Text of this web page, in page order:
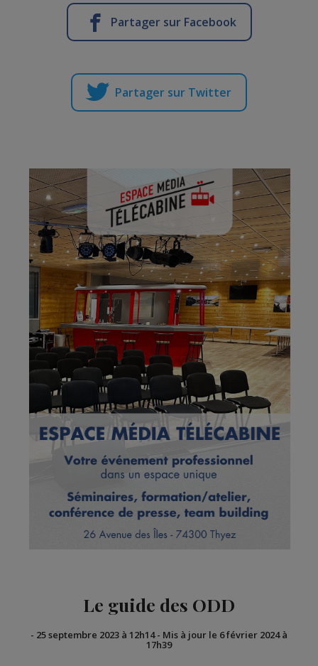
Partager sur Facebook
Partager sur Twitter
Le guide des ODD
- 25 septembre 2023 à 12h14- Mis à jour le 6 février 2024 à
17h39